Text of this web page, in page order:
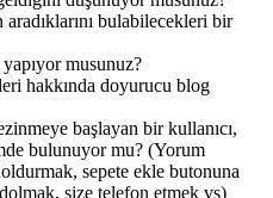
bulabilecekleri bir
musunuz?
hakkında doyurucu blog
başlayan bir kullanıcı,
bulunuyor mu? (Yorum
sepete ekle butonuna
size telefon etmek vs)